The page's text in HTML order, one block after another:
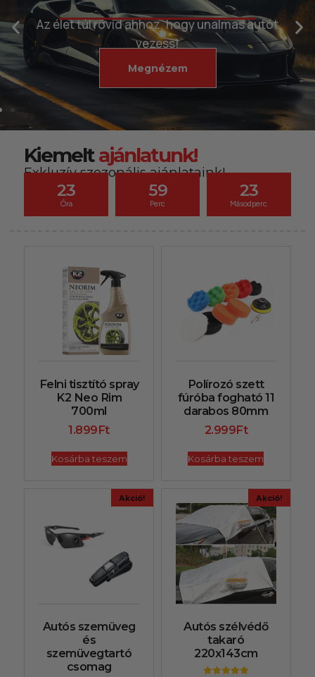
Az élet túl rövid ahhoz, hogy unalmas autót
vezess!
Megnézem
Kiemeltajánlatunk!
Exkluzív szezonális ajánlataink!
23
Óra
59
Perc
23
Másodperc
Felni tisztító spray
K2 Neo Rim
700ml
1.899Ft
Kosárba teszem
Polírozó szett
fúróba fogható 11
darabos 80mm
2.999Ft
Kosárba teszem
Akció!
Autós szemüveg
és
szemüvegtartó
csomag
Akció!
Autós szélvédő
takaró
220x143cm